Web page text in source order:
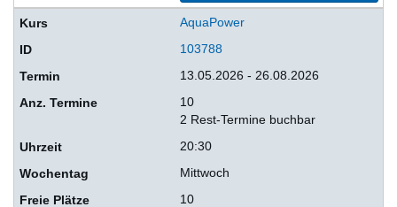
AquaPower
103788
13.05.2026 - 26.08.2026
10
2 Rest-Termine buchbar
20:30
Mittwoch
10